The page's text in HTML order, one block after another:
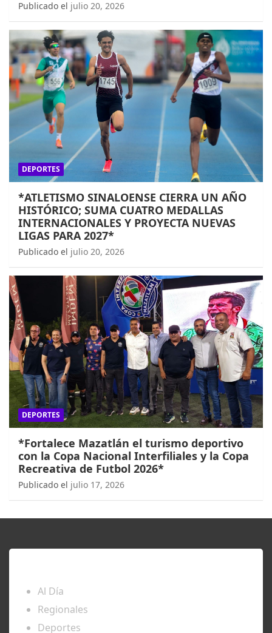
Publicado el julio 20, 2026
DEPORTES
*ATLETISMO SINALOENSE CIERRA UN AÑO
HISTÓRICO; SUMA CUATRO MEDALLAS
INTERNACIONALES Y PROYECTA NUEVAS
LIGAS PARA 2027*
Publicado el julio 20, 2026
DEPORTES
*Fortalece Mazatlán el turismo deportivo
con la Copa Nacional Interfiliales y la Copa
Recreativa de Futbol 2026*
Publicado el julio 17, 2026
Al Día
Regionales
Deportes